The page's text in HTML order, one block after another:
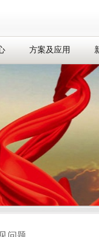
方案及应用